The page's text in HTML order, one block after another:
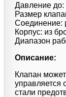
Давление до:
Размер
Соединение:
Корпус: из
Диапазон
Описание:
Клапан
управляется
стали